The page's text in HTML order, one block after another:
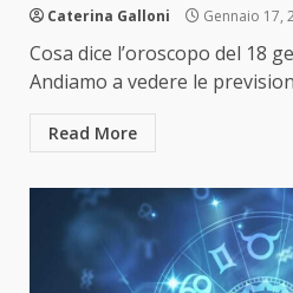
Caterina Galloni Gennaio 17,
Cosa dice l’oroscopo del 18
Andiamo a vedere le
Read More